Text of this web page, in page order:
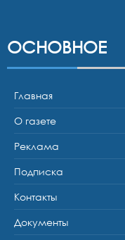
ОСНОВНОЕ
Главная
О газете
Реклама
Подписка
Контакты
Документы